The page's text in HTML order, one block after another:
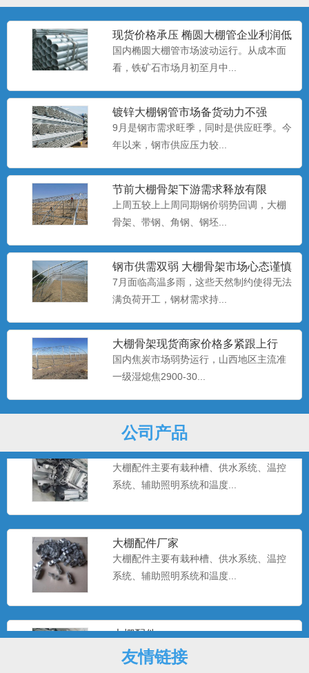
现货价格承压 椭圆大棚管企业利润低
位
国内椭圆大棚管市场波动运行。从成本面
看，铁矿石市场月初至月中...
镀锌大棚钢管​市场备货动力不强
9月是钢市需求旺季，同时是供应旺季。今
年以来，钢市供应压力较...
节前大棚骨架下游需求释放有限
上周五较上上周同期钢价弱势回调，大棚
骨架、​带钢、角钢、钢坯...
钢市供需双弱 大棚骨架市场心态谨慎
偏悲观
7月面临高温多雨，这些天然制约使得无法
满负荷开工，钢材需求持...
大棚骨架​现货商家价格多紧跟上行
国内焦炭市场弱势运行，山西地区主流准
一级湿熄焦2900-30...
公司产品
大棚种植是一种种植技术，该技术是一种
科学的种植方式。...
养殖大棚也称暖棚养殖，是指在寒冷的季
节给开放式或半开放式畜禽...
养殖大棚厂家
养殖大棚也称暖棚养殖，是指在寒冷的季
节给开放式或半开放式畜禽...
养殖大棚
养殖大棚也称暖棚养殖，是指在寒冷的季
节给开放式或半开放式畜禽...
大棚配件厂
大棚配件主要有栽种槽、供水系统、温控
大棚配件主要有栽种槽、供水系统、温控
系统、辅助照明系统和温度...
大棚配件厂家
大棚配件主要有栽种槽、供水系统、温控
系统、辅助照明系统和温度...
大棚配件
系统、辅助照明系统和温度...
友情链接